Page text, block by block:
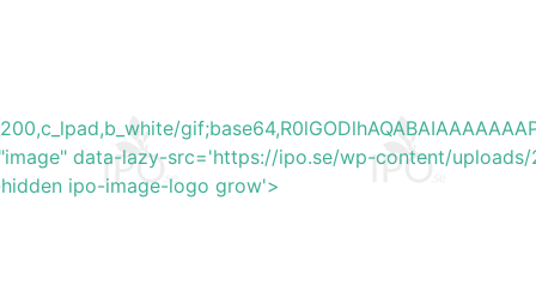
data-lazy-src='https://ipo.se/wp-content/
ipo-image-logo grow'>